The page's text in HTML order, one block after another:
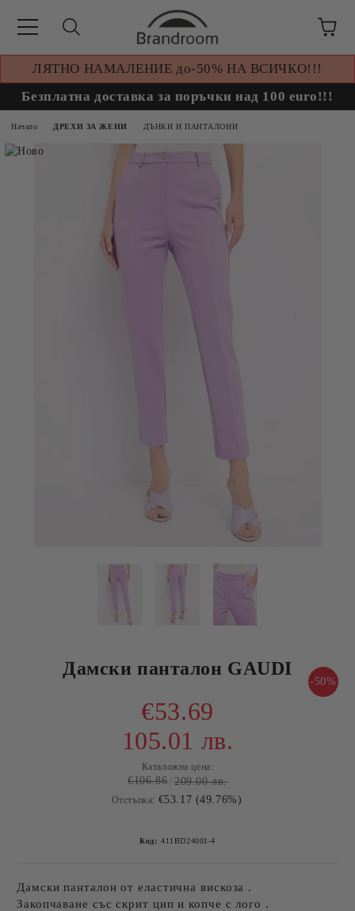
ЛЯТНО НАМАЛЕНИЕ до-50% НА ВСИЧКО!!!
Безплатна доставка за поръчки над 100 euro!!!
Начало ДРЕХИ ЗА ЖЕНИ ДЪНКИ И ПАНТАЛОНИ
Дамски панталон GAUDI
-50%
€53.69
105.01 лв.
Каталожна цена:
€106.86 209.00 лв.
Отстъпка: €53.17 (49.76%)
Код: 411BD24001-4
Дамски панталон от еластична вискоза .
Закопчаване със скрит цип и копче с лого .